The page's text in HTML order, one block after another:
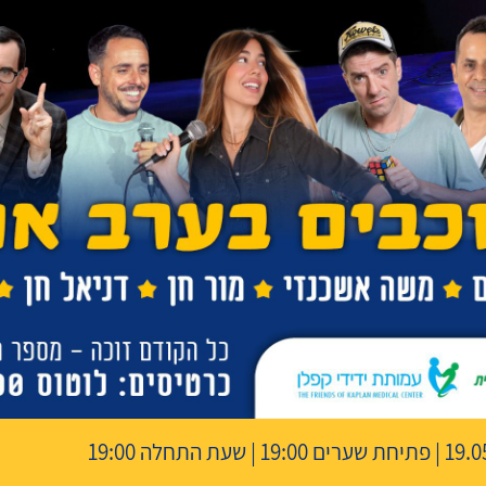
| שעת התחלה 19:00